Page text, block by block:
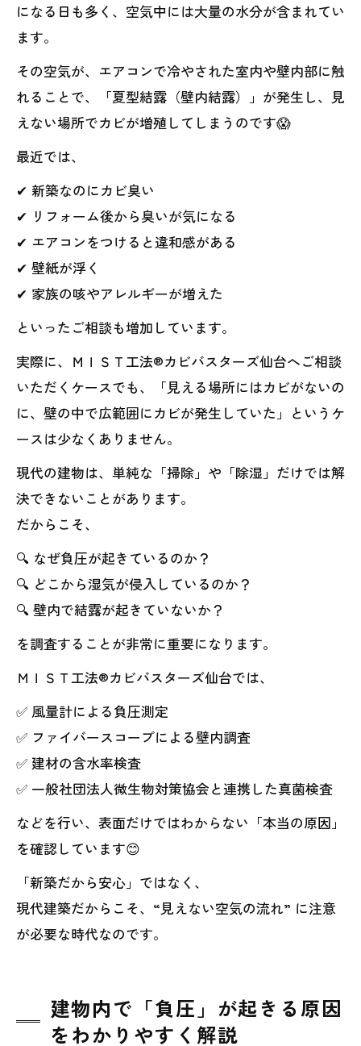
になる日も多く、空気中には大量の水分が含まれてい
ます。
その空気が、エアコンで冷やされた室内や壁内部に触
れることで、「夏型結露（壁内結露）」が発生し、見
えない場所でカビが増殖してしまうのです😱
最近では、
✔ 新築なのにカビ臭い
✔ リフォーム後から臭いが気になる
✔ エアコンをつけると違和感がある
✔ 壁紙が浮く
✔ 家族の咳やアレルギーが増えた
といったご相談も増加しています。
実際に、ＭＩＳＴ工法®カビバスターズ仙台へご相談
いただくケースでも、「見える場所にはカビがないの
に、壁の中で広範囲にカビが発生していた」というケ
ースは少なくありません。
現代の建物は、単純な「掃除」や「除湿」だけでは解
決できないことがあります。
だからこそ、
🔍 なぜ負圧が起きているのか？
🔍 どこから湿気が侵入しているのか？
🔍 壁内で結露が起きていないか？
を調査することが非常に重要になります。
ＭＩＳＴ工法®カビバスターズ仙台では、
✅ 風量計による負圧測定
✅ ファイバースコープによる壁内調査
✅ 建材の含水率検査
✅ 一般社団法人微生物対策協会と連携した真菌検査
などを行い、表面だけではわからない「本当の原因」
を確認しています😊
「新築だから安心」ではなく、
現代建築だからこそ、“見えない空気の流れ” に注意
が必要な時代なのです。
建物内で「負圧」が起きる原因
をわかりやすく解説